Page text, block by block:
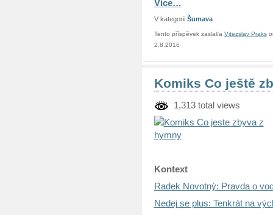
Více…
V kategorii Šumava
Tento příspěvek zaslal/a Vitezslav Praks
2.8.2016
Komiks Co ještě
1,313 total views
Kontext
Radek Novotný: Pravda o
Nedej se plus: Tenkrát na